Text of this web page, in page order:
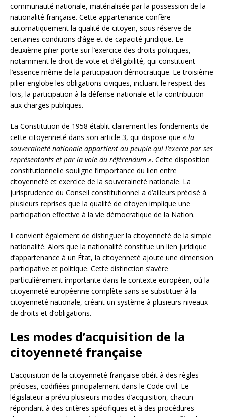
communauté nationale, matérialisée par la possession de la
nationalité française. Cette appartenance confère
automatiquement la qualité de citoyen, sous réserve de
certaines conditions d’âge et de capacité juridique. Le
deuxième pilier porte sur l’exercice des droits politiques,
notamment le droit de vote et d’éligibilité, qui constituent
l’essence même de la participation démocratique. Le troisième
pilier englobe les obligations civiques, incluant le respect des
lois, la participation à la défense nationale et la contribution
aux charges publiques.
La Constitution de 1958 établit clairement les fondements de
cette citoyenneté dans son article 3, qui dispose que « la
souveraineté nationale appartient au peuple qui l’exerce par ses
représentants et par la voie du référendum ». Cette disposition
constitutionnelle souligne l’importance du lien entre
citoyenneté et exercice de la souveraineté nationale. La
jurisprudence du Conseil constitutionnel a d’ailleurs précisé à
plusieurs reprises que la qualité de citoyen implique une
participation effective à la vie démocratique de la Nation.
Il convient également de distinguer la citoyenneté de la simple
nationalité. Alors que la nationalité constitue un lien juridique
d’appartenance à un État, la citoyenneté ajoute une dimension
participative et politique. Cette distinction s’avère
particulièrement importante dans le contexte européen, où la
citoyenneté européenne complète sans se substituer à la
citoyenneté nationale, créant un système à plusieurs niveaux
de droits et d’obligations.
Les modes d’acquisition de la
citoyenneté française
L’acquisition de la citoyenneté française obéit à des règles
précises, codifiées principalement dans le Code civil. Le
législateur a prévu plusieurs modes d’acquisition, chacun
répondant à des critères spécifiques et à des procédures